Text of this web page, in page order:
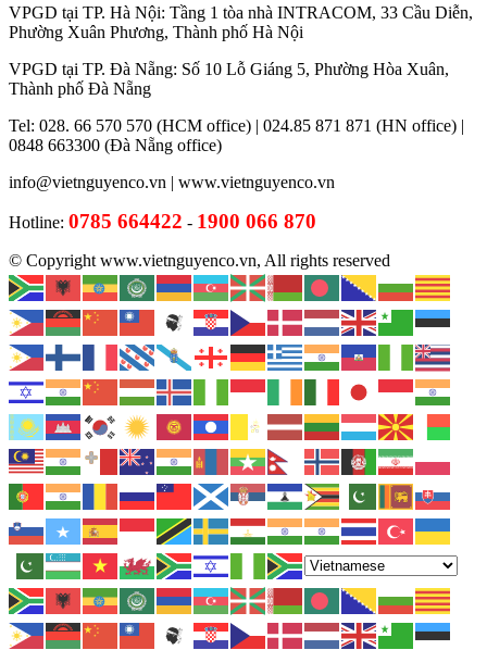
VPGD tại TP. Hà Nội: Tầng 1 tòa nhà INTRACOM, 33 Cầu Diễn,
Phường Xuân Phương, Thành phố Hà Nội
VPGD tại TP. Đà Nẵng: Số 10 Lỗ Giáng 5, Phường Hòa Xuân,
Thành phố Đà Nẵng
Tel: 028. 66 570 570 (HCM office) | 024.85 871 871 (HN office) |
0848 663300 (Đà Nẵng office)
info@vietnguyenco.vn | www.vietnguyenco.vn
Hotline: 0785 664422 - 1900 066 870
© Copyright www.vietnguyenco.vn, All rights reserved